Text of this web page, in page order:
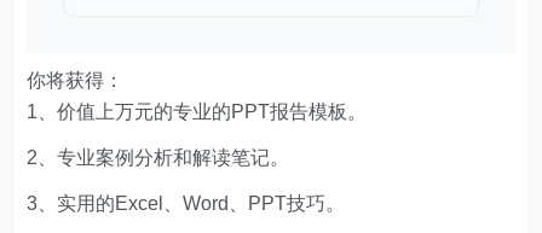
你将获得：
1、价值上万元的专业的PPT报告模板。
2、专业案例分析和解读笔记。
3、实用的Excel、Word、PPT技巧。